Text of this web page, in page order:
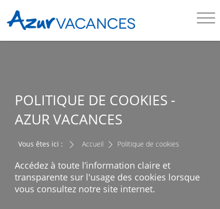
POLITIQUE DE COOKIES -
AZUR VACANCES
Vous êtes ici : Accueil Politique de cookies
Accédez à toute l’information claire et
transparente sur l'usage des cookies lorsque
vous consultez notre site internet.